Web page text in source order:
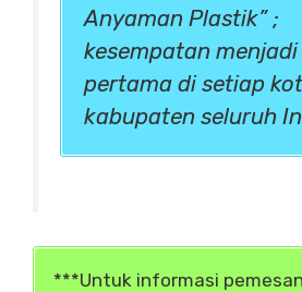
Anyaman Plastik” ;
kesempatan
pertama di setiap
kabupaten seluruh
***Untuk informasi